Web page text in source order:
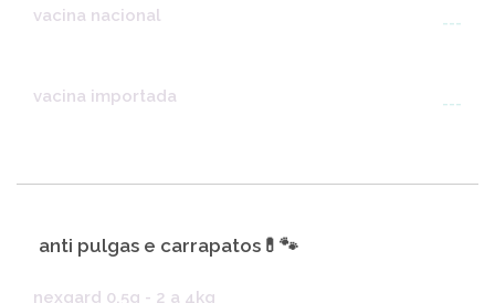
vacina nacional ---
vacina importada ---
anti pulgas e carrapatos💊🐾
nexgard 0,5g - 2 a 4kg